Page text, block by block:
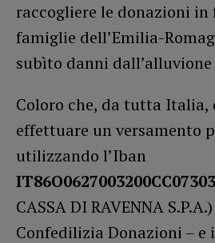
raccogliere le donazioni in
famiglie dell’Emilia-
subìto danni
Coloro che, da tutta Italia,
effettuare un versamento
utilizzando l’Iban
CASSA DI RAVENNA
Confedilizia Donazioni – e